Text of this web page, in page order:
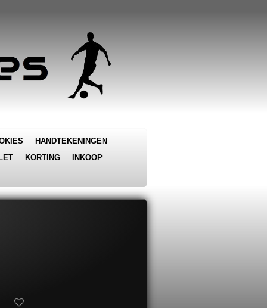
HANDTEKENINGEN
KORTING
INKOOP